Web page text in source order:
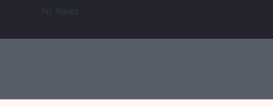
NL Newz